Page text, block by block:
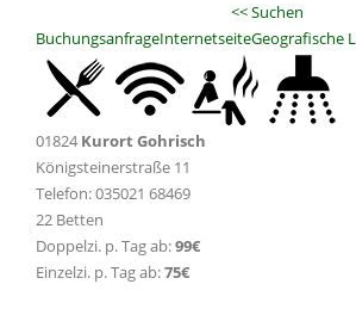
<< Suchen
BuchungsanfrageInternetseiteGeografische
01824 Kurort Gohrisch
Königsteinerstraße 11
Telefon: 035021 68469
22 Betten
Doppelzi. p. Tag ab:99€
Einzelzi. p. Tag ab:75€